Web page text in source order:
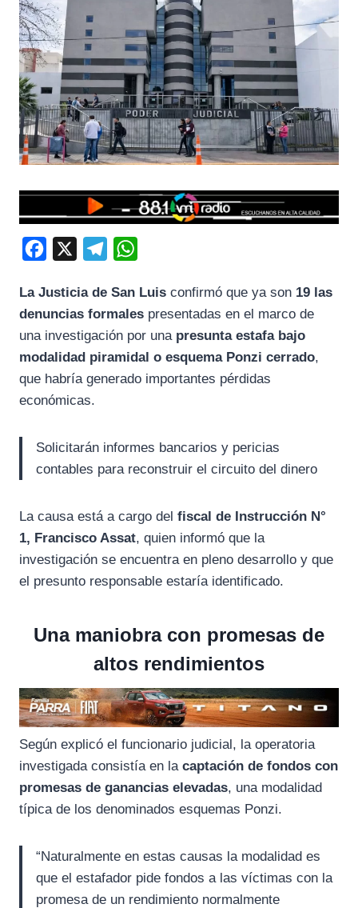
c
e
b
o
e
g
a
t
s
La Justicia de San Luis confirmó que ya son 19 las
denuncias formales presentadas en el marco de
una investigación por una presunta estafa bajo
modalidad piramidal o esquema Ponzi cerrado,
que habría generado importantes pérdidas
económicas.
Solicitarán informes bancarios y pericias
contables para reconstruir el circuito del dinero
La causa está a cargo del fiscal de Instrucción N°
1, Francisco Assat, quien informó que la
investigación se encuentra en pleno desarrollo y que
el presunto responsable estaría identificado.
Una maniobra con promesas de
altos rendimientos
Según explicó el funcionario judicial, la operatoria
investigada consistía en la captación de fondos con
promesas de ganancias elevadas, una modalidad
típica de los denominados esquemas Ponzi.
“Naturalmente en estas causas la modalidad es
que el estafador pide fondos a las víctimas con la
promesa de un rendimiento normalmente